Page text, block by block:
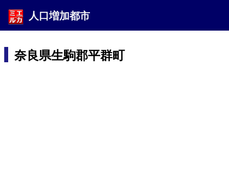
人口増加都市
奈良県生駒郡平群町